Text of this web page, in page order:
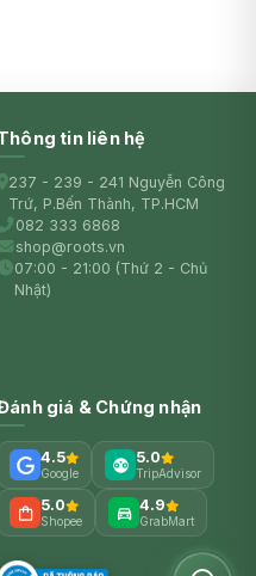
tin liên hệ
237 - 239 - 241 Nguyễn Công
Trứ, P.Bến Thành, TP.HCM
082 333 6868
shop@roots.vn
07:00 - 21:00 (Thứ 2 - Chủ
Nhật)
giá & Chứng nhận
4.5
Google
5.0
TripAdvisor
5.0
Shopee
4.9
GrabMart